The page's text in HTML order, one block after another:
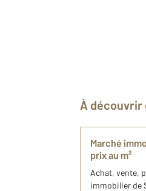
À
Marché
prix au m²
Achat, vente,
immobilier de